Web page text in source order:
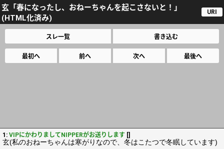
玄「春になったし、おねーちゃんを起こさないと！」
(HTML化済み)
URI
スレ一覧 書き込む
最初へ 前へ 次へ 最後へ
1: VIPにかわりましてNIPPERがお送りします []
玄(私のおねーちゃんは寒がりなので、冬はこたつで冬眠しています)